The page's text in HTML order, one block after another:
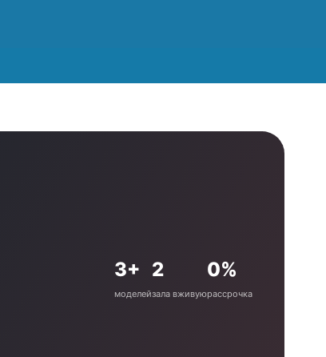
3+
моделей
2
зала вживую
0%
рассрочка